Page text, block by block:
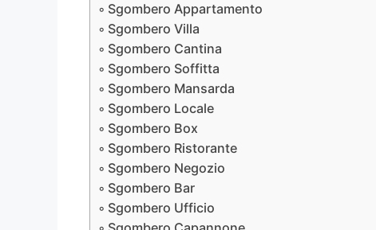
Sgombero Appartamento
Sgombero Villa
Sgombero Cantina
Sgombero Soffitta
Sgombero Mansarda
Sgombero Locale
Sgombero Box
Sgombero Ristorante
Sgombero Negozio
Sgombero Bar
Sgombero Ufficio